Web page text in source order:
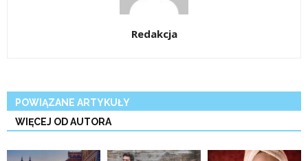
Redakcja
POWIĄZANE ARTYKUŁY
WIĘCEJ OD AUTORA